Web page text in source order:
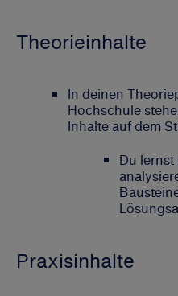
Theorieinhalte
In deinen
Hochschule
Inhalte auf dem
Du
Praxisinhalte